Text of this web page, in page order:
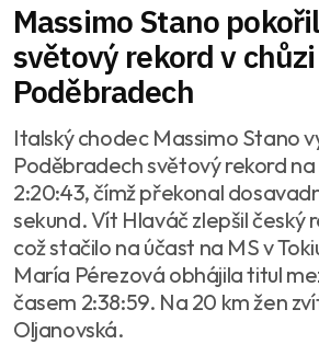
Massimo Stano pokořil
světový rekord v
Poděbradech
Italský chodec Massimo Stano
Poděbradech světový rekord na
2:20:43, čímž překonal
sekund. Vít Hlaváč zlepšil český
což stačilo na účast na MS v
María Pérezová obhájila titul
časem 2:38:59. Na 20 km žen
Oljanovská.